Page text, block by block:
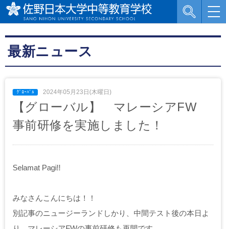
最新ニュース
2024年05月23日(木曜日)
【グローバル】 マレーシアFW
事前研修を実施しました！
Selamat Pagi!!
みなさんこんにちは！！
別記事のニュージーランドしかり、中間テスト後の本日よ